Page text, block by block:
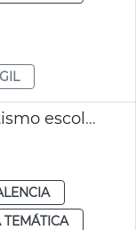
Premio lucha contra absentismo escolar